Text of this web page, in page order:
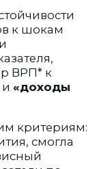
к шокам
ВРП* к
и «доходы
критериям:
смогла